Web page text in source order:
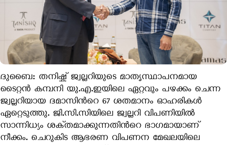
ദുബൈ: തനിഷ്ക്​ ജ്വല്ലറിയുടെ മാതൃസ്ഥാപനമായ
ടൈറ്റൻ കമ്പനി യു.എ.ഇയിലെ ഏറ്റവും പഴക്കം ചെന്ന
ജ്വല്ലറിയായ ദമാസിന്‍റെ 67 ശതമാനം ഓഹരികൾ
ഏറ്റെടുത്തു. ജി.സി.സിയിലെ ജ്വല്ലറി വിപണിയിൽ
സാന്നിധ്യം ശക്​തമാക്കുന്നതിന്‍റെ ഭാഗമായാണ്​
നീക്കം. ചെറുകിട ആഭരണ വിപണന മേഖലയിലെ